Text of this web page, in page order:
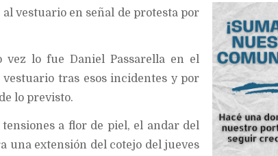
vestuario en señal de protesta por
vez lo fue Daniel Passarella en el
tras esos incidentes y por
lo previsto.
a flor de piel, el andar del
una extensión del cotejo del jueves